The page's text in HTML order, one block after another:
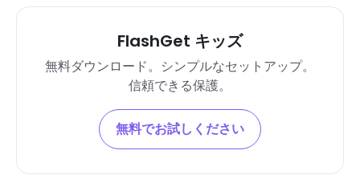
FlashGet キッズ
無料ダウンロード。シンプルなセットアップ。
信頼できる保護。
無料でお試しください